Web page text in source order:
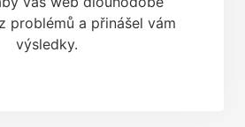
problémů a přinášel vám
výsledky.